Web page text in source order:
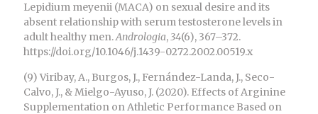
Lepidium meyenii (MACA) on sexual desire and its
absent relationship with serum testosterone levels in
adult healthy men.Andrologia,34(6), 367–372.
https://doi.org/10.1046/j.1439-0272.2002.00519.x
(9) Viribay, A., Burgos, J., Fernández-Landa, J., Seco-
Calvo, J., & Mielgo-Ayuso, J. (2020). Effects of Arginine
Supplementation on Athletic Performance Based on